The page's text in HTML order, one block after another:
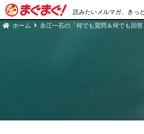
読みたいメルマガ、きっ
ホーム 永江一石の「何でも質問＆何でも回